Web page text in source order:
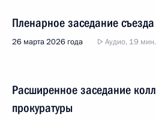
Пленарное заседание
26 марта 2026 года Аудио, 19 мин.
Расширенное заседание
прокуратуры